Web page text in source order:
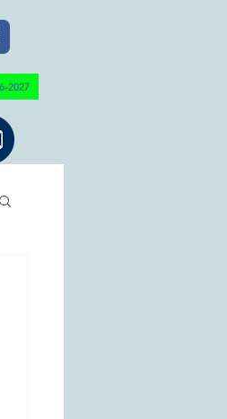
2027